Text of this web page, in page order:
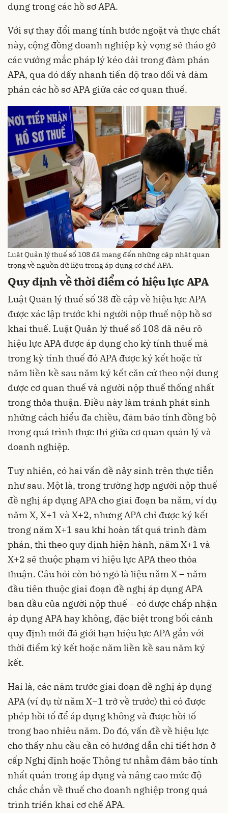
dụng trong các hồ sơ APA.
Với sự thay đổi mang tính bước ngoặt và thực chất
này, cộng đồng doanh nghiệp kỳ vọng sẽ tháo gỡ
các vướng mắc pháp lý kéo dài trong đàm phán
APA, qua đó đẩy nhanh tiến độ trao đổi và đàm
phán các hồ sơ APA giữa các cơ quan thuế.
Luật Quản lý thuế số 108 đã mang đến những cập nhật quan
trọng về nguồn dữ liệu trong áp dụng cơ chế APA.
Quy định về thời điểm có hiệu lực APA
Luật Quản lý thuế số 38 đề cập về hiệu lực APA
được xác lập trước khi người nộp thuế nộp hồ sơ
khai thuế. Luật Quản lý thuế số 108 đã nêu rõ
hiệu lực APA được áp dụng cho kỳ tính thuế mà
trong kỳ tính thuế đó APA được ký kết hoặc từ
năm liền kề sau năm ký kết căn cứ theo nội dung
được cơ quan thuế và người nộp thuế thống nhất
trong thỏa thuận. Điều này làm tránh phát sinh
những cách hiểu đa chiều, đảm bảo tính đồng bộ
trong quá trình thực thi giữa cơ quan quản lý và
doanh nghiệp.
Tuy nhiên, có hai vấn đề nảy sinh trên thực tiễn
như sau. Một là, trong trường hợp người nộp thuế
đề nghị áp dụng APA cho giai đoạn ba năm, ví dụ
năm X, X+1 và X+2, nhưng APA chỉ được ký kết
trong năm X+1 sau khi hoàn tất quá trình đàm
phán, thì theo quy định hiện hành, năm X+1 và
X+2 sẽ thuộc phạm vi hiệu lực APA theo thỏa
thuận. Câu hỏi còn bỏ ngỏ là liệu năm X – năm
đầu tiên thuộc giai đoạn đề nghị áp dụng APA
ban đầu của người nộp thuế – có được chấp nhận
áp dụng APA hay không, đặc biệt trong bối cảnh
quy định mới đã giới hạn hiệu lực APA gắn với
thời điểm ký kết hoặc năm liền kề sau năm ký
kết.
Hai là, các năm trước giai đoạn đề nghị áp dụng
APA (ví dụ từ năm X−1 trở về trước) thì có được
phép hồi tố để áp dụng không và được hồi tố
trong bao nhiêu năm. Do đó, vấn đề về hiệu lực
cho thấy nhu cầu cần có hướng dẫn chi tiết hơn ở
cấp Nghị định hoặc Thông tư nhằm đảm bảo tính
nhất quán trong áp dụng và nâng cao mức độ
chắc chắn về thuế cho doanh nghiệp trong quá
trình triển khai cơ chế APA.